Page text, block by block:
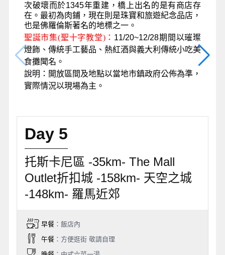
次破壞而於1345年重建，橋上出名的是有商店存
在。最初為肉鋪，現在則是珠寶和旅遊紀念品店，
也是佛羅倫斯著名的地標之一。
聖誕市集(聖十字教堂)： 11/20~12/28期間以璀璨
燈飾、傳統手工藝品、熱紅酒與義大利傳統小吃美
食攤聞名。
說明： 開放區間及地點以當地市鎮政府公佈為準，
實際情況以現場為主。
Day 5
托斯卡尼區 -35km- The Mall
Outlet折扣城 -158km- 天空之城
-148km- 羅馬近郊
早餐：飯店內
午餐：方便逛街 敬請自理